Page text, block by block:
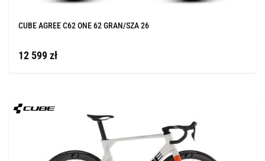
CUBE AGREE C62 ONE 62 GRAN/SZA 26
12 599 zł